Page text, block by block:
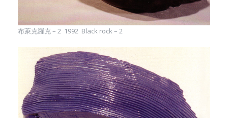
布萊克羅克 – 2 1992 Black rock – 2